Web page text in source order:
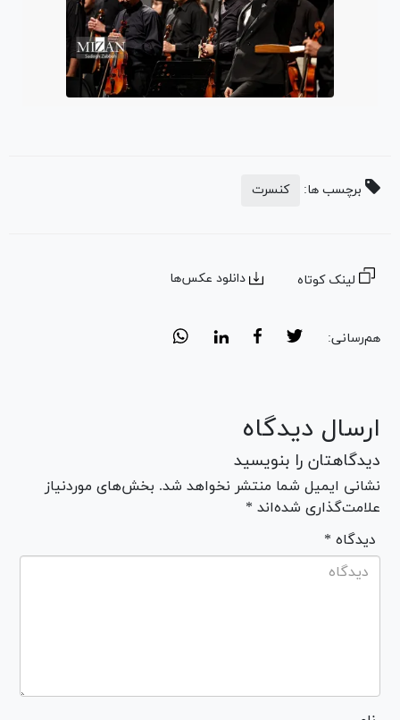
برچسب ها: کنسرت
لینک کوتاه دانلود عکس‌ها
هم‌رسانی:
ارسال دیدگاه
دیدگاهتان را بنویسید
نشانی ایمیل شما منتشر نخواهد شد. بخش‌های موردنیاز
علامت‌گذاری شده‌اند *
* دیدگاه